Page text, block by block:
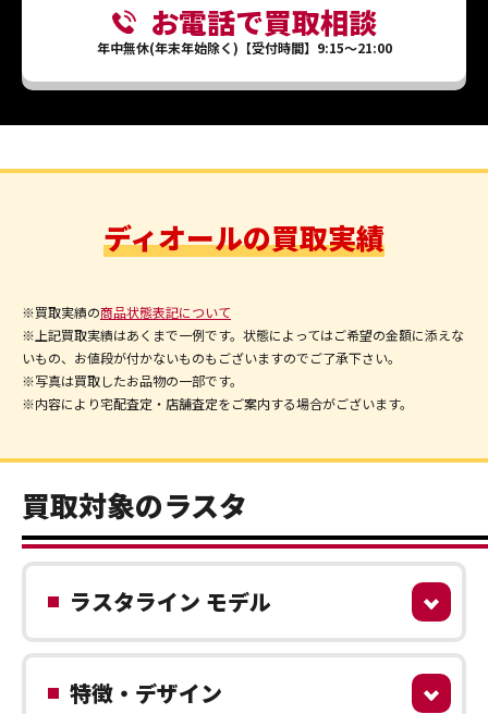
お電話で買取相談
年中無休(年末年始除く)【受付時間】9:15～21:00
ディオールの買取実績
※買取実績の商品状態表記について
※上記買取実績はあくまで一例です。状態によってはご希望の金額に添えな
いもの、お値段が付かないものもございますのでご了承下さい。
※写真は買取したお品物の一部です。
※内容により宅配査定・店舗査定をご案内する場合がございます。
買取対象のラスタ
ラスタライン モデル
特徴・デザイン